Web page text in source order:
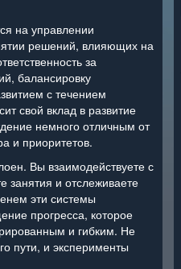
на управлении
решений, влияющих на
за
балансировку
с течением
свой вклад в развитие
немного отличным от
и приоритетов.
Вы взаимодействуете с
и отслеживаете
эти системы
прогресса, которое
и гибким. Не
пути, и эксперименты